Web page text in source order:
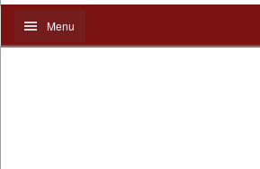
Menu